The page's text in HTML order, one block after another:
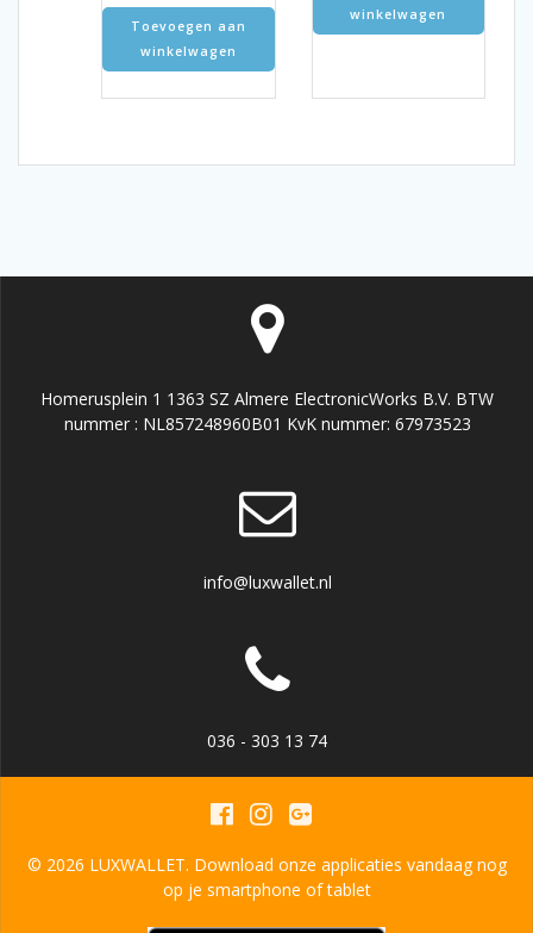
Toevoegen aan
winkelwagen
winkelwagen
Homerusplein 1 1363 SZ Almere ElectronicWorks B.V. BTW
nummer : NL857248960B01 KvK nummer: 67973523
info@luxwallet.nl
036 - 303 13 74
© 2026 LUXWALLET. Download onze applicaties vandaag nog
op je smartphone of tablet